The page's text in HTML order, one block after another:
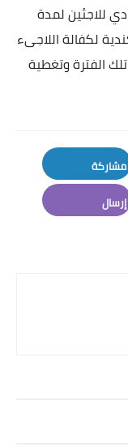
للاجئين لمدة
لكفالة اللاجىء
الفترة وتغطية
مشاركة
LinkedIn
إرسال